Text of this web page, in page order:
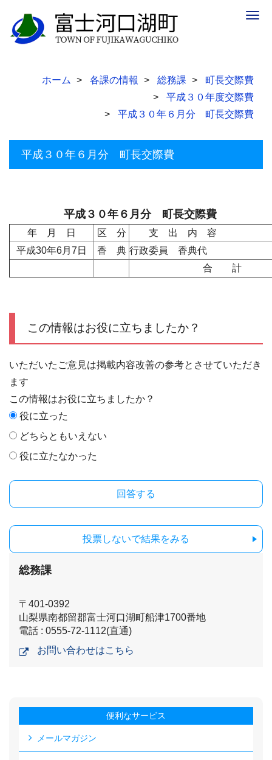
ホーム 各課の情報 総務課
町長交際費
平成３０年度交際費
平成３０年６月分 町長交際費
平成３０年６月分 町長交際費
平成３０年６月分 町長交際費
年 月 日 区 分
支 出 内
平成30年6月7日
香 典 行政委員 香典代
合 計
この情報はお役に立ちましたか？
いただいたご意見は掲載内容改善の参考とさせていただき
ます
この情報はお役に立ちましたか？
役に立った
どちらともいえない
役に立たなかった
投票しないで結果をみる
総務課
〒401-0392
山梨県南都留郡富士河口湖町船津1700番地
電話 : 0555-72-1112(直通)
お問い合わせはこちら
便利なサービス
メールマガジン